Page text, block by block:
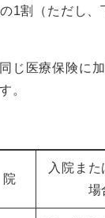
1割（ただし
医療保険に
。
入院ま
場